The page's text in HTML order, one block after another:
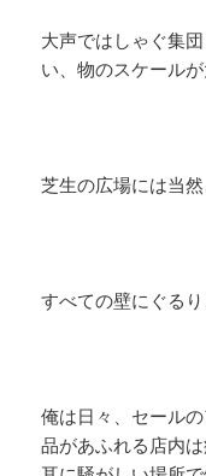
大声ではしゃぐ集
い、物のスケール
芝生の広場には当
すべての壁にぐる
俺は日々、セール
品があふれる店内